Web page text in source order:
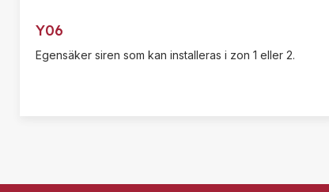
Y06
Egensäker siren som kan installeras i zon 1 eller 2.